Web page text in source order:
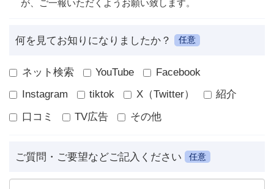
が、ご一報いただくようお願い致します。
何を見てお知りになりましたか？ 任意
ネット検索 YouTube
Facebook
Instagram
tiktok X（Twitter）
紹介
口コミ
TV広告 その他
ご質問・ご要望などご記入ください 任意